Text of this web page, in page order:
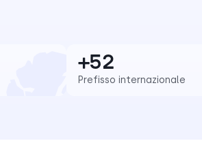
+52
Prefisso internazionale